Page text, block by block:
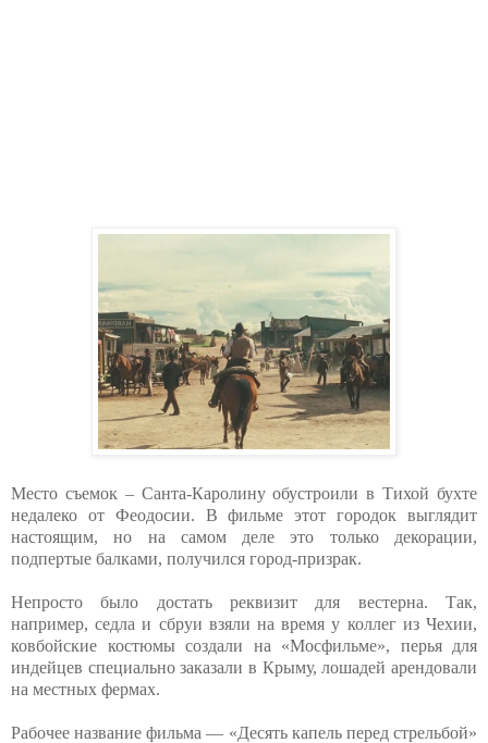
Место съемок – Санта-Каролину обустроили в Тихой бухте
недалеко от Феодосии. В фильме этот городок выглядит
настоящим, но на самом деле это только декорации,
подпертые балками, получился город-призрак.
Непросто было достать реквизит для вестерна. Так,
например, седла и сбруи взяли на время у коллег из Чехии,
ковбойские костюмы создали на «Мосфильме», перья для
индейцев специально заказали в Крыму, лошадей арендовали
на местных фермах.
Рабочее название фильма — «Десять капель перед стрельбой»